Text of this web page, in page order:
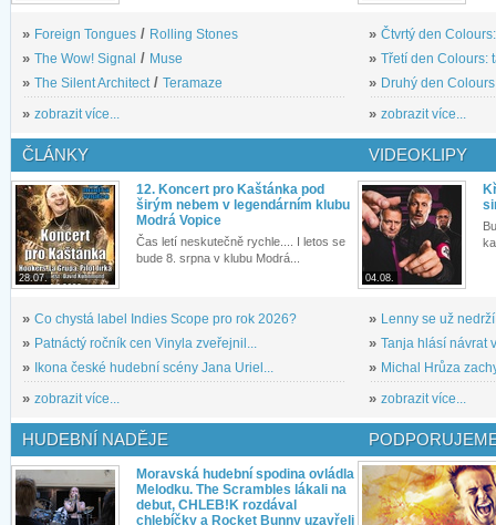
» Foreign Tongues / Rolling Stones
» The Wow! Signal / Muse
» The Silent Architect / Teramaze
» zobrazit více...
» Čtvrtý den
» Třetí den Colours:
» Druhý den
» zobrazit více...
ČLÁNKY
28.07.
12. Koncert pro Kaštánka pod
širým nebem v legendárním klubu
Modrá Vopice
Čas letí neskutečně rychle.... I letos se
bude 8. srpna v klubu Modrá...
» Co chystá label Indies Scope pro rok 2026?
» Patnáctý ročník cen Vinyla zveřejnil...
»
Ikona české hudební scény Jana Uriel...
» zobrazit více...
VIDEOKLIPY
04.08.
» Lenny se už
» Tanja hlásí návrat
» Michal Hrůza
» zobrazit více...
HUDEBNÍ NADĚJE
Moravská hudební spodina ovládla
Melodku. The Scrambles lákali na
debut, CHLEB!K rozdával
chlebíčky a Rocket Bunny uzavřeli